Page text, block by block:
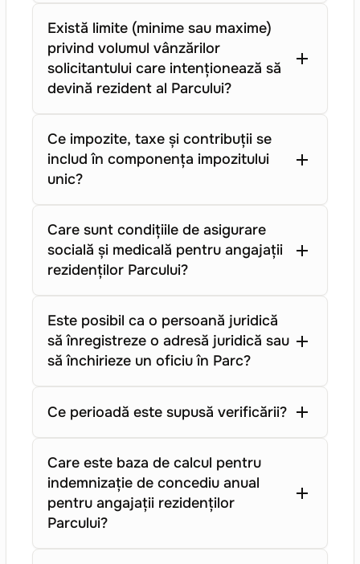
Există limite (minime sau maxime)
privind volumul vânzărilor
solicitantului care intenționează să
devină rezident al Parcului?
Ce impozite, taxe și contribuții se
includ în componența impozitului
unic?
Care sunt condițiile de asigurare
socială și medicală pentru angajații
rezidenților Parcului?
Este posibil ca o persoană juridică
să înregistreze o adresă juridică sau
să închirieze un oficiu în Parc?
Ce perioadă este supusă verificării?
Care este baza de calcul pentru
indemnizație de concediu anual
pentru angajații rezidenților
Parcului?